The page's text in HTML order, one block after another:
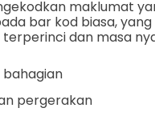
maklumat
bar kod biasa,
dan masa
bahagian
pergerakan